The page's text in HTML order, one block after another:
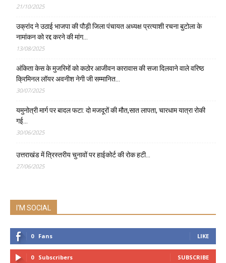
21/10/2025
उक्रांद ने उठाई भाजपा की पौड़ी जिला पंचायत अध्यक्ष प्रत्याशी रचना बुटोला के
नामांकन को रद्द करने की मांग…
13/08/2025
अंकिता केस के मुजरिमों को कठोर आजीवन कारावास की सजा दिलवाने वाले वरिष्ठ
क्रिमिनल लॉयर अवनीश नेगी जी सम्मानित…
30/07/2025
यमुनोत्री मार्ग पर बादल फटा: दो मजदूरों की मौत,सात लापता, चारधाम यात्रा रोकी
गई…
30/06/2025
उत्तराखंड में त्रिस्तरीय चुनावों पर हाईकोर्ट की रोक हटी…
27/06/2025
I'M SOCIAL
0 Fans LIKE
0 Subscribers SUBSCRIBE